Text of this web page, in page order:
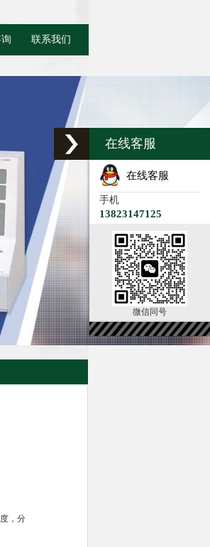
联系我们
，分
在线客服
在线客服
手机
13823147125
微信同号